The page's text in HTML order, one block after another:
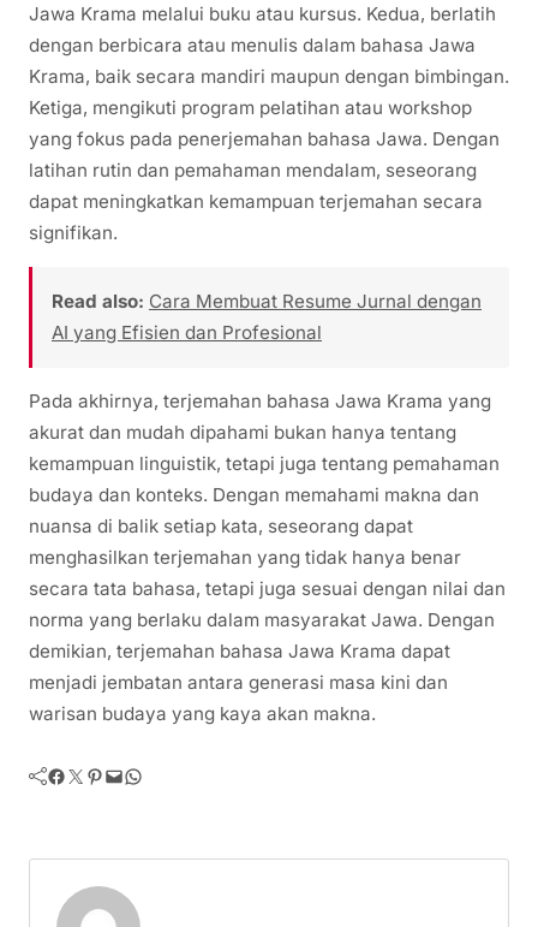
Jawa Krama melalui buku atau kursus. Kedua, berlatih
dengan berbicara atau menulis dalam bahasa Jawa
Krama, baik secara mandiri maupun dengan bimbingan.
Ketiga, mengikuti program pelatihan atau workshop
yang fokus pada penerjemahan bahasa Jawa. Dengan
latihan rutin dan pemahaman mendalam, seseorang
dapat meningkatkan kemampuan terjemahan secara
signifikan.
Read also: Cara Membuat Resume Jurnal dengan
AI yang Efisien dan Profesional
Pada akhirnya, terjemahan bahasa Jawa Krama yang
akurat dan mudah dipahami bukan hanya tentang
kemampuan linguistik, tetapi juga tentang pemahaman
budaya dan konteks. Dengan memahami makna dan
nuansa di balik setiap kata, seseorang dapat
menghasilkan terjemahan yang tidak hanya benar
secara tata bahasa, tetapi juga sesuai dengan nilai dan
norma yang berlaku dalam masyarakat Jawa. Dengan
demikian, terjemahan bahasa Jawa Krama dapat
menjadi jembatan antara generasi masa kini dan
warisan budaya yang kaya akan makna.
Facebook Twitter Pinterest Mail WhatsApp